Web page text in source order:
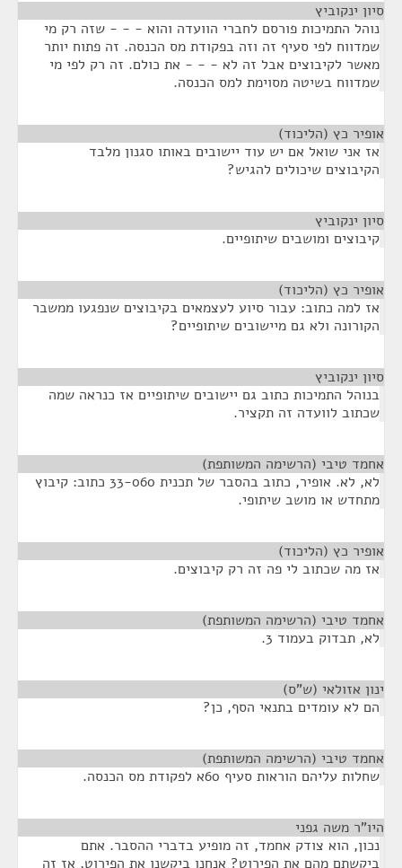
סיון ינקוביץ
נוהל התמיכות פורסם לחברי הוועדה והוא - - - שזה רק מי
שמדווח לפי סעיף זה וזה בפקודת מס הכנסה. זה פתוח יותר
מאשר לקיבוצים אבל זה לא - - - את כולם. זה רק לפי מי
שמדווח בשיטה מסוימת למס הכנסה.
אופיר כץ (הליכוד)
אז אני שואל אם יש עוד יישובים באותו סגנון מלבד
הקיבוצים שיכולים להגיש?
סיון ינקוביץ
קיבוצים ומושבים שיתופיים.
אופיר כץ (הליכוד)
אז למה כתוב: עבור סיוע לעצמאים בקיבוצים שנפגעו ממשבר
הקורונה ולא גם מיישובים שיתופיים?
סיון ינקוביץ
בנוהל התמיכות כתוב גם יישובים שיתופיים אז כנראה שמה
שכתוב לוועדה זה תקציר.
אחמד טיבי (הרשימה המשותפת)
לא, לא. אופיר, כתוב בהסבר של תכנית 33-060 כתוב: קיבוץ
מתחדש או מושב שיתופי.
אופיר כץ (הליכוד)
אז מה שכתוב לי פה זה רק קיבוצים.
אחמד טיבי (הרשימה המשותפת)
לא, תבדוק בעמוד 3.
ינון אזולאי (ש"ס)
הם לא עומדים בתנאי הסף, כן?
אחמד טיבי (הרשימה המשותפת)
שחלות עליהם הוראות סעיף 60א לפקודת מס הכנסה.
היו"ר משה גפני
נכון, הוא צודק אחמד, זה מופיע בדברי ההסבר. אתם
ביקשתם מהם את הפירוט? אנחנו ביקשנו את הפירוט, אז זה